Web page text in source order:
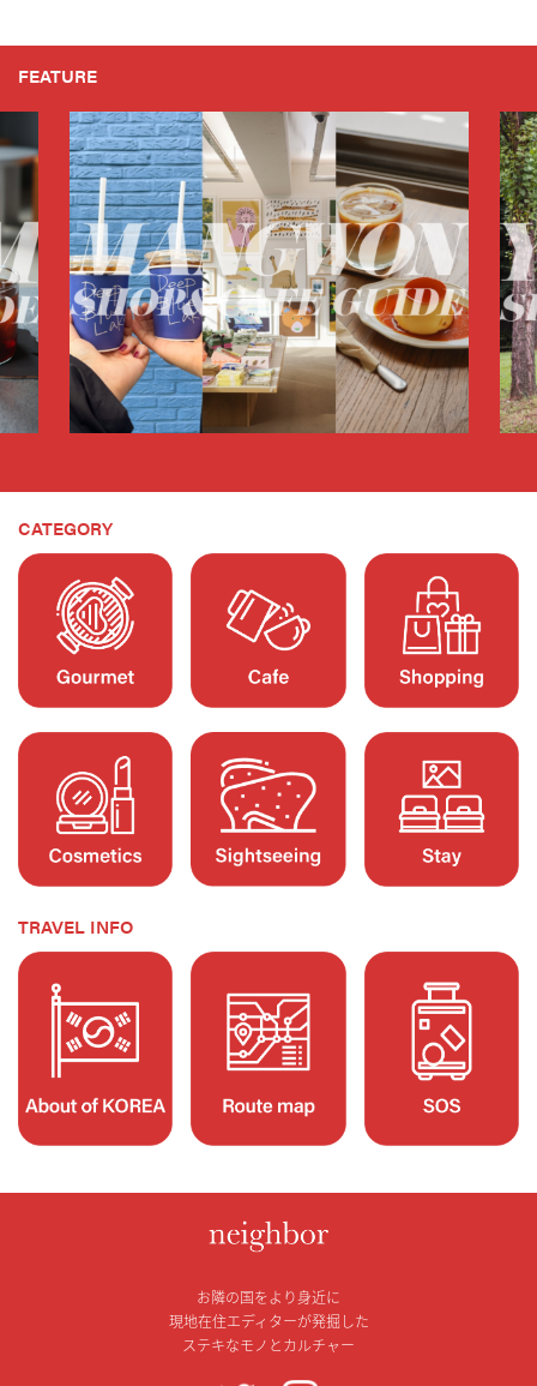
FEATURE
CATEGORY
TRAVEL INFO
お隣の国をより身近に
現地在住エディターが発掘した
ステキなモノとカルチャー